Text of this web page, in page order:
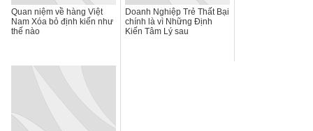
Quan niệm về hàng Việt
Nam Xóa bỏ định kiến như
thế nào
Doanh Nghiệp Trẻ Thất Bại
chính là vì Những Định
Kiến Tâm Lý sau